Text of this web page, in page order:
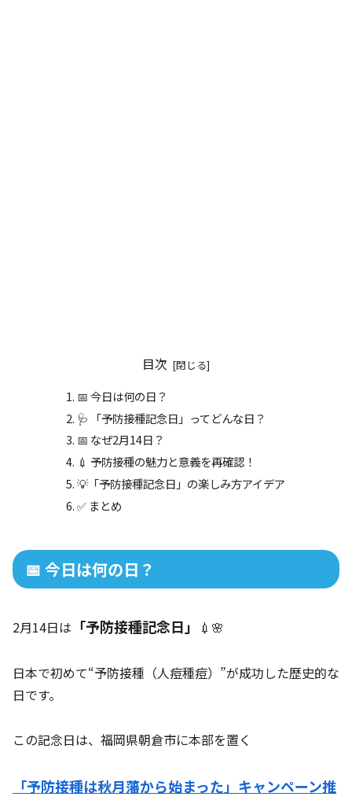
目次
📅 今日は何の日？
🩺 「予防接種記念日」ってどんな日？
📅 なぜ2月14日？
💉 予防接種の魅力と意義を再確認！
💡「予防接種記念日」の楽しみ方アイデア
✅ まとめ
📅 今日は何の日？
2月14日は 「予防接種記念日」 💉🌸
日本で初めて“予防接種（人痘種痘）”が成功した歴史的な
日です。
この記念日は、福岡県朝倉市に本部を置く
「予防接種は秋月藩から始まった」キャンペーン推